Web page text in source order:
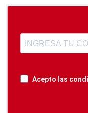
Acepto las